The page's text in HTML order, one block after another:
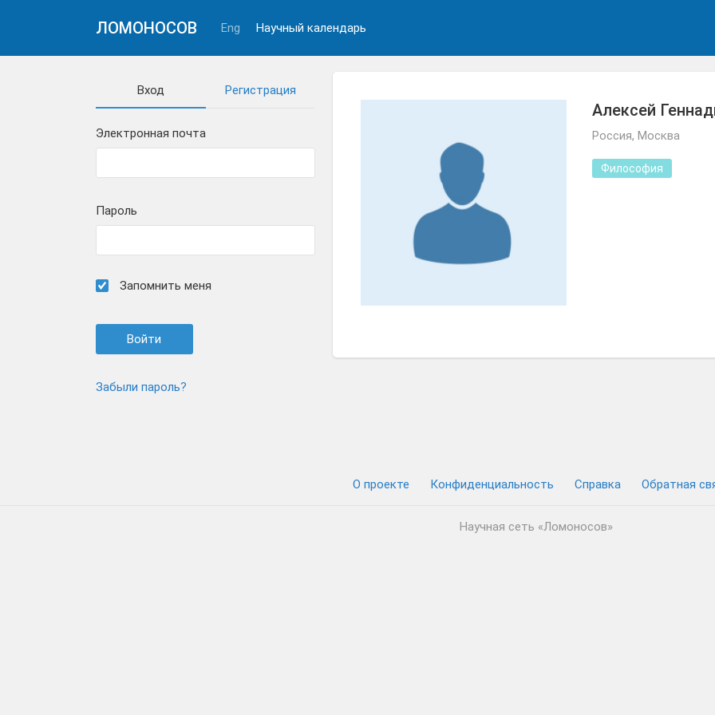
ЛОМОНОСОВ Eng Научный календарь
Вход Регистрация
Электронная почта
Пароль
Запомнить меня
Забыли пароль?
Алексей
Россия, Москва
Философия
О проекте Конфиденциальность Cправка Обратная
Научная сеть «Ломоносов»